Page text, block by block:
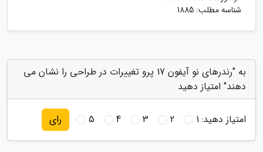
شناسه مطلب: 1885
به "رندرهای نو آیفون 17 پرو تغییرات در طراحی را نشان می
دهند" امتیاز دهید
امتیاز دهید:1
2
3
4
5 رای